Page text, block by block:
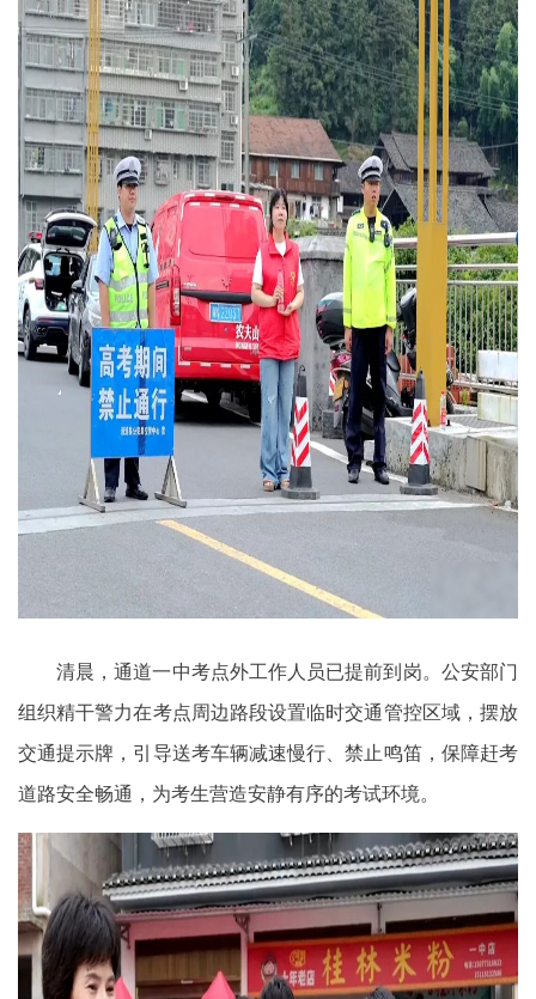
清晨，通道一中考点外工作人员已提前到岗。公安部门
组织精干警力在考点周边路段设置临时交通管控区域，摆放
交通提示牌，引导送考车辆减速慢行、禁止鸣笛，保障赶考
道路安全畅通，为考生营造安静有序的考试环境。